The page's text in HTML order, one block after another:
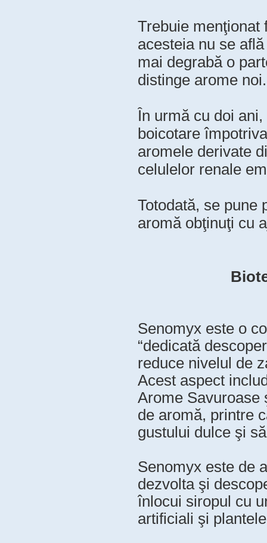
Trebuie menţionat
acesteia nu se
mai degrabă o
distinge arome noi.
În urmă cu doi
boicotare
aromele derivate
celulelor renale
Totodată, se pune
aromă obţinuţi cu
Senomyx este o
“dedicată
reduce nivelul de
Acest aspect
Arome Savuroase
de aromă, printre
gustului dulce şi
Senomyx este de
dezvolta şi
înlocui siropul cu
artificiali şi